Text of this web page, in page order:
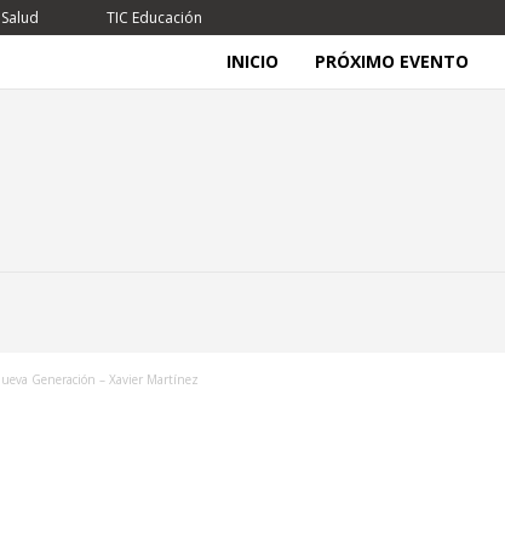
TIC Educación
INICIO
PRÓXIMO EVENTO
Generación – Xavier Martínez